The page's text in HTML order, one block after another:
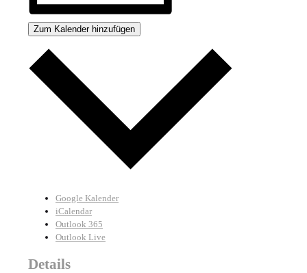
Zum Kalender hinzufügen
Google Kalender
iCalendar
Outlook 365
Outlook Live
Details